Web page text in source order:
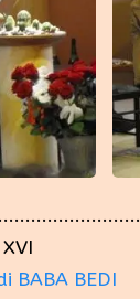
BABA BEDI